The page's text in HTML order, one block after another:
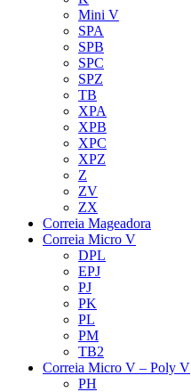
Mini V
SPA
SPB
SPC
SPZ
TB
XPA
XPB
XPC
XPZ
Z
ZV
ZX
Correia Mageadora
Correia Micro V
DPL
EPJ
PJ
PK
PL
PM
TB2
Correia Micro V – Poly V
PH